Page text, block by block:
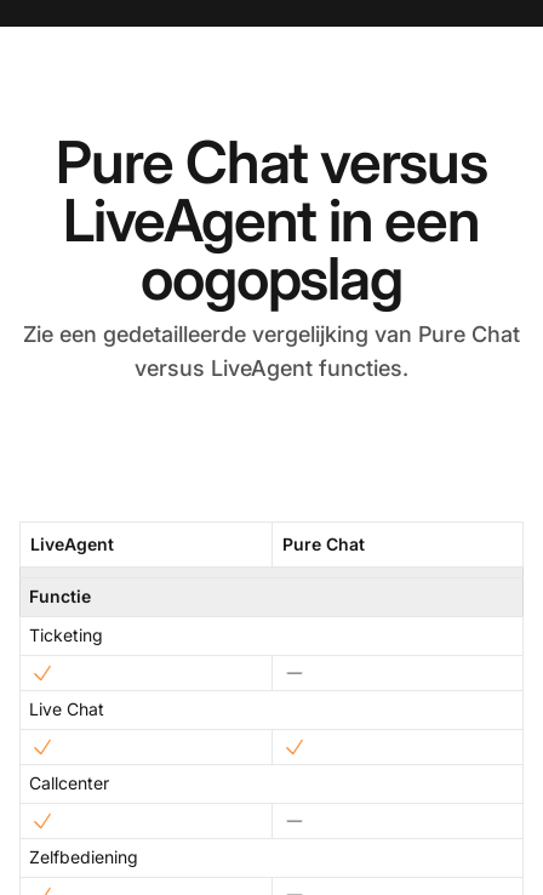
Pure Chat versus
LiveAgent in een
oogopslag
Zie een gedetailleerde vergelijking van Pure Chat
versus LiveAgent functies.
LiveAgent Pure Chat
Functie
Ticketing
Live Chat
Callcenter
Zelfbediening